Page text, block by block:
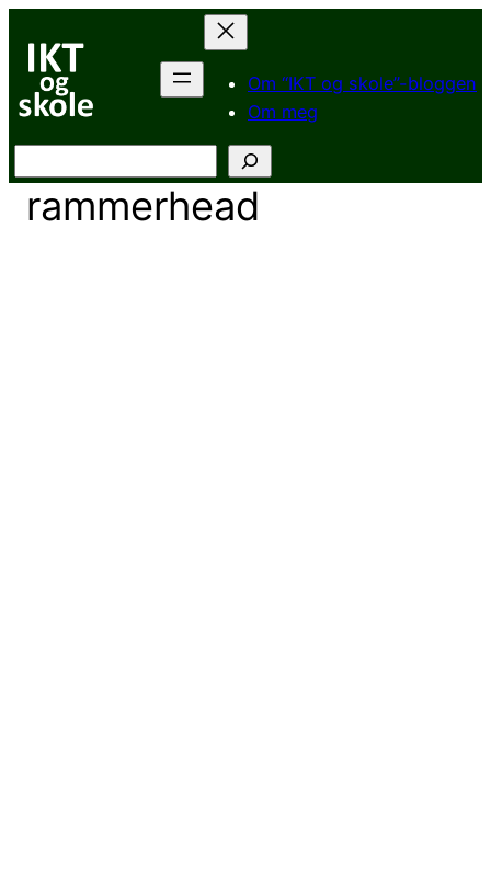
innhold
Om “IKT og skole”-bloggen
Om meg
rammerhead